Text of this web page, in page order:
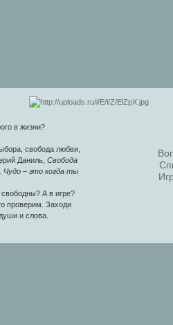
в жизни?
свобода любви,
Даниль, Свобода
Чудо – это когда ты
А в игре?
проверим. Заходи
и слова.